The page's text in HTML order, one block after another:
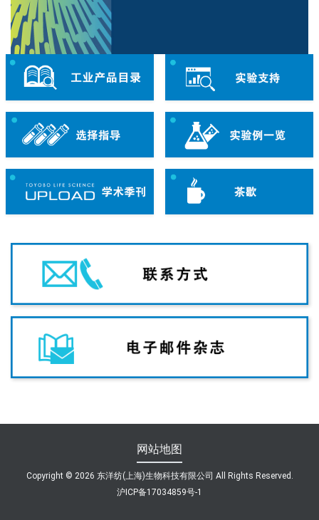
网站地图
Copyright © 2026 东洋纺(上海)生物科技有限公司 All Rights Reserved.
沪ICP备17034859号-1